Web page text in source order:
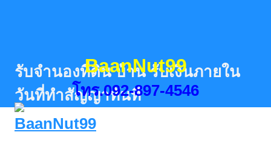
BaanNut99
โทร.092-897-4546
รับจำนองที่ดิน บ้าน รับเงินภายใน
วันที่ทำสัญญาทันที